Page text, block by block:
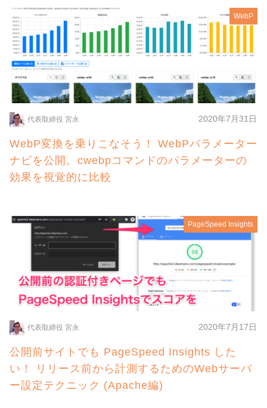
WebP
代表取締役 宮永 2020年7月31日
WebP変換を乗りこなそう！ WebPパラメーター
ナビを公開。cwebpコマンドのパラメーターの
効果を視覚的に比較
PageSpeed Insights
代表取締役 宮永 2020年7月17日
公開前サイトでも PageSpeed Insights した
い！ リリース前から計測するためのWebサーバ
ー設定テクニック (Apache編)